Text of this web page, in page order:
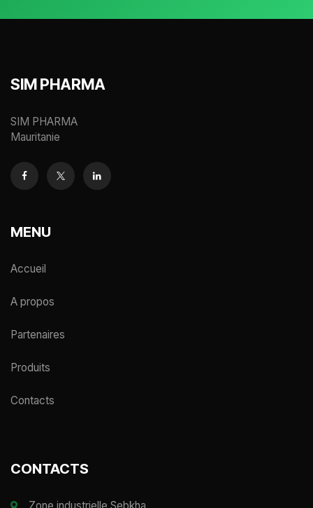
SIM PHARMA
SIM PHARMA
Mauritanie
MENU
Accueil
A propos
Partenaires
Produits
Contacts
CONTACTS